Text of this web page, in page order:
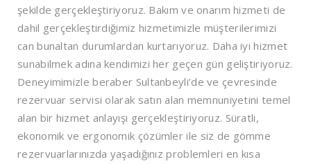
şekilde gerçekleştiriyoruz. Bakım ve onarım hizmeti de
dahil gerçekleştirdiğimiz hizmetimizle müşterilerimizi
can bunaltan durumlardan kurtarıyoruz. Daha iyi hizmet
sunabilmek adına kendimizi her geçen gün geliştiriyoruz.
Deneyimimizle beraber Sultanbeyli’de ve çevresinde
rezervuar servisi olarak satın alan memnuniyetini temel
alan bir hizmet anlayışı gerçekleştiriyoruz. Süratli,
ekonomik ve ergonomik çözümler ile siz de gömme
rezervuarlarınızda yaşadığınız problemleri en kısa